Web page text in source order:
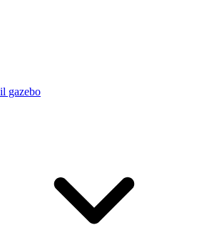
gazebo